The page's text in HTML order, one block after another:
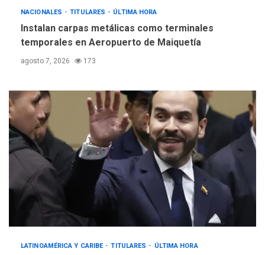
NACIONALES TITULARES ÚLTIMA HORA
Instalan carpas metálicas como terminales
temporales en Aeropuerto de Maiquetía
agosto 7, 2026 173
LATINOAMÉRICA Y CARIBE TITULARES ÚLTIMA HORA